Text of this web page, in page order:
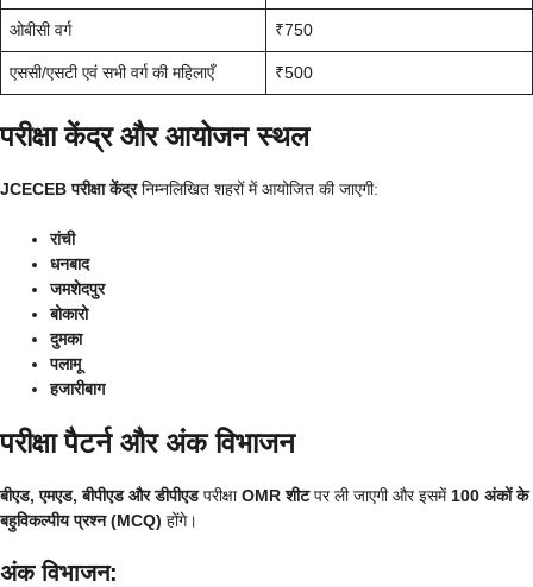
ओबीसी वर्ग ₹750
एससी/एसटी एवं सभी वर्ग की महिलाएँ ₹500
परीक्षा केंद्र और आयोजन स्थल
JCECEB परीक्षा केंद्रनिम्नलिखित शहरों में आयोजित की जाएगी:
रांची
धनबाद
जमशेदपुर
बोकारो
दुमका
पलामू
हजारीबाग
परीक्षा पैटर्न और अंक विभाजन
बीएड, एमएड, बीपीएड और डीपीएडपरीक्षाOMR शीटपर ली जाएगी और इसमें 100 अंकों के
बहुविकल्पीय प्रश्न (MCQ) होंगे।
अंक विभाजन: